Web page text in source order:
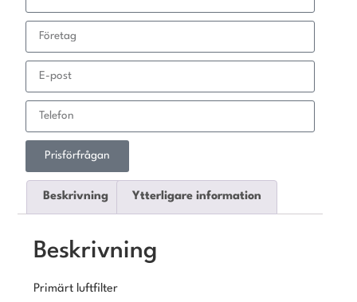
Prisförfrågan
Beskrivning Ytterligare information
Beskrivning
Primärt luftfilter